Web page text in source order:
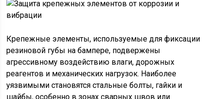
Крепежные элементы, используемые для фиксации
резиновой губы на бампере, подвержены
агрессивному воздействию влаги, дорожных
реагентов и механических нагрузок. Наиболее
уязвимыми становятся стальные болты, гайки и
шайбы, особенно в зонах сварных швов или